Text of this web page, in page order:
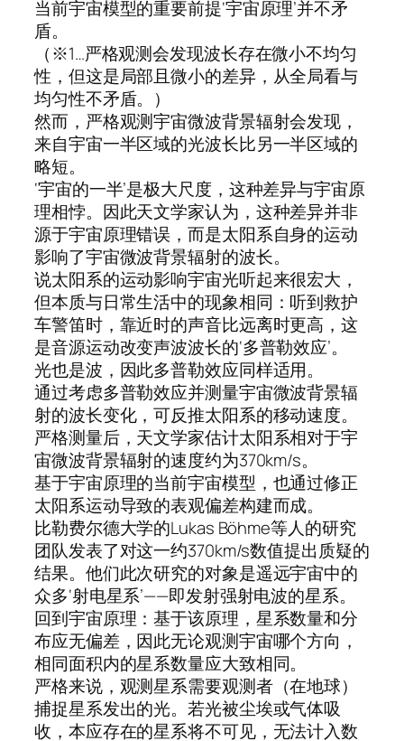
当前宇宙模型的重要前提‘宇宙原理’并不矛
盾。
（※1…严格观测会发现波长存在微小不均匀
性，但这是局部且微小的差异，从全局看与
均匀性不矛盾。）
然而，严格观测宇宙微波背景辐射会发现，
来自宇宙一半区域的光波长比另一半区域的
略短。
‘宇宙的一半’是极大尺度，这种差异与宇宙原
理相悖。因此天文学家认为，这种差异并非
源于宇宙原理错误，而是太阳系自身的运动
影响了宇宙微波背景辐射的波长。
说太阳系的运动影响宇宙光听起来很宏大，
但本质与日常生活中的现象相同：听到救护
车警笛时，靠近时的声音比远离时更高，这
是音源运动改变声波波长的‘多普勒效应’。
光也是波，因此多普勒效应同样适用。
通过考虑多普勒效应并测量宇宙微波背景辐
射的波长变化，可反推太阳系的移动速度。
严格测量后，天文学家估计太阳系相对于宇
宙微波背景辐射的速度约为370km/s。
基于宇宙原理的当前宇宙模型，也通过修正
太阳系运动导致的表观偏差构建而成。
比勒费尔德大学的Lukas Böhme等人的研究
团队发表了对这一约370km/s数值提出质疑的
结果。他们此次研究的对象是遥远宇宙中的
众多‘射电星系’——即发射强射电波的星系。
回到宇宙原理：基于该原理，星系数量和分
布应无偏差，因此无论观测宇宙哪个方向，
相同面积内的星系数量应大致相同。
严格来说，观测星系需要观测者（在地球）
捕捉星系发出的光。若光被尘埃或气体吸
收，本应存在的星系将不可见，无法计入数